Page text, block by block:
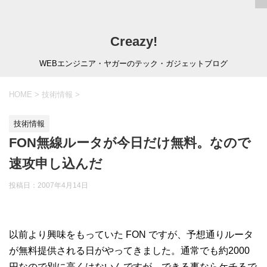
Creazy!
WEBエンジニア・ヤガーのテック・ガジェットブログ
HOME > 技術情報 >
技術情報
FON無線ルータが今日だけ無料。なので
速攻申し込んだ
投稿日： 2007年4月14日
以前より興味をもっていた FON ですが、予想通りルータ
が無料提供される日がやってきました。通常でも約2000